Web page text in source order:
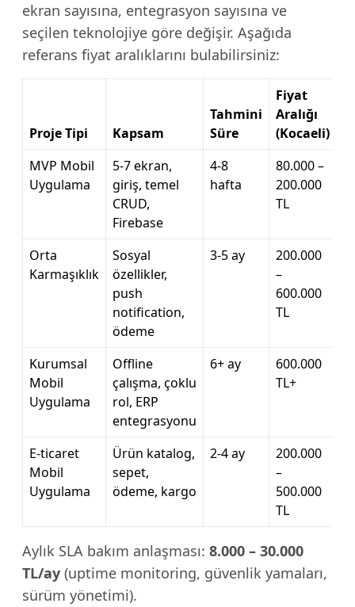
ekran sayısına, entegrasyon sayısına ve
seçilen teknolojiye göre değişir. Aşağıda
referans fiyat aralıklarını bulabilirsiniz:
Proje Tipi Kapsam
Tahmini
Süre
Fiyat
Aralığı
(Kocaeli)
MVP Mobil
Uygulama
5-7 ekran,
giriş, temel
CRUD,
Firebase
4-8
hafta
80.000 –
200.000
TL
Orta
Karmaşıklık
Sosyal
özellikler,
push
notification,
ödeme
3-5 ay
200.000
–
600.000
TL
Kurumsal
Mobil
Uygulama
Offline
çalışma, çoklu
rol, ERP
entegrasyonu
6+ ay
600.000
TL+
E-ticaret
Mobil
Uygulama
Ürün katalog,
sepet,
ödeme, kargo
2-4 ay
200.000
–
500.000
TL
Aylık SLA bakım anlaşması: 8.000 – 30.000
TL/ay (uptime monitoring, güvenlik yamaları,
sürüm yönetimi).